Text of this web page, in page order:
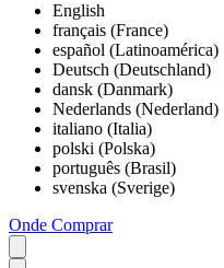
English
français (France)
español (Latinoamérica)
Deutsch (Deutschland)
dansk (Danmark)
Nederlands (Nederland)
italiano (Italia)
polski (Polska)
português (Brasil)
svenska (Sverige)
Onde Comprar